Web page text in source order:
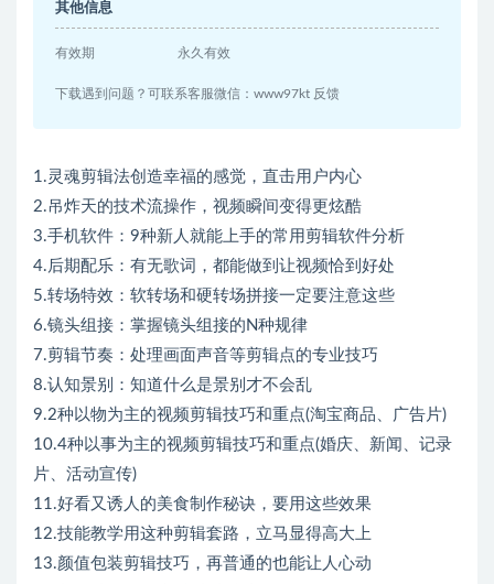
其他信息
有效期 永久有效
下载遇到问题？可联系客服微信：www97kt 反馈
1.灵魂剪辑法创造幸福的感觉，直击用户内心
2.吊炸天的技术流操作，视频瞬间变得更炫酷
3.手机软件：9种新人就能上手的常用剪辑软件分析
4.后期配乐：有无歌词，都能做到让视频恰到好处
5.转场特效：软转场和硬转场拼接一定要注意这些
6.镜头组接：掌握镜头组接的N种规律
7.剪辑节奏：处理画面声音等剪辑点的专业技巧
8.认知景别：知道什么是景别才不会乱
9.2种以物为主的视频剪辑技巧和重点(淘宝商品、广告片)
10.4种以事为主的视频剪辑技巧和重点(婚庆、新闻、记录
片、活动宣传)
11.好看又诱人的美食制作秘诀，要用这些效果
12.技能教学用这种剪辑套路，立马显得高大上
13.颜值包装剪辑技巧，再普通的也能让人心动